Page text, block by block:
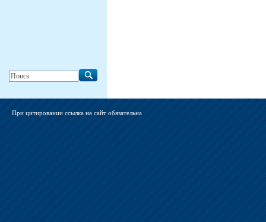
При цитировании ссылка на сайт обязательна